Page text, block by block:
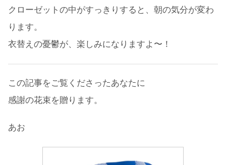
クローゼットの中がすっきりすると、朝の気分が変わ
ります。
衣替えの憂鬱が、楽しみになりますよ〜！
この記事をご覧くださったあなたに
感謝の花束を贈ります。
あお